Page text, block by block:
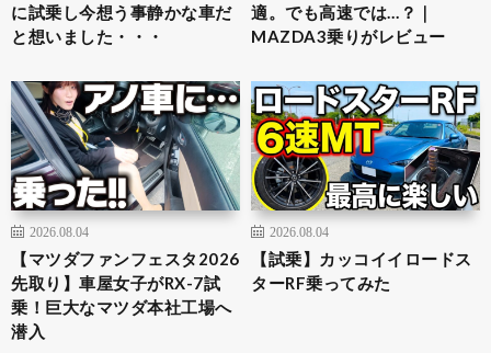
に試乗し今想う事静かな車だ
と想いました・・・
適。でも高速では…？｜
MAZDA3乗りがレビュー
2026.08.04
【マツダファンフェスタ2026
先取り】車屋女子がRX-7試
乗！巨大なマツダ本社工場へ
潜入
2026.08.04
【試乗】カッコイイロードス
ターRF乗ってみた